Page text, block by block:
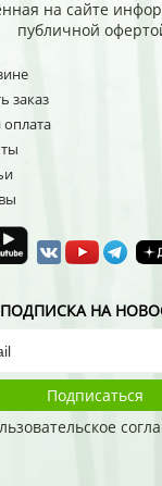
на сайте
публичной
заказ
оплата
ПОДПИСКА НА
Подписаться